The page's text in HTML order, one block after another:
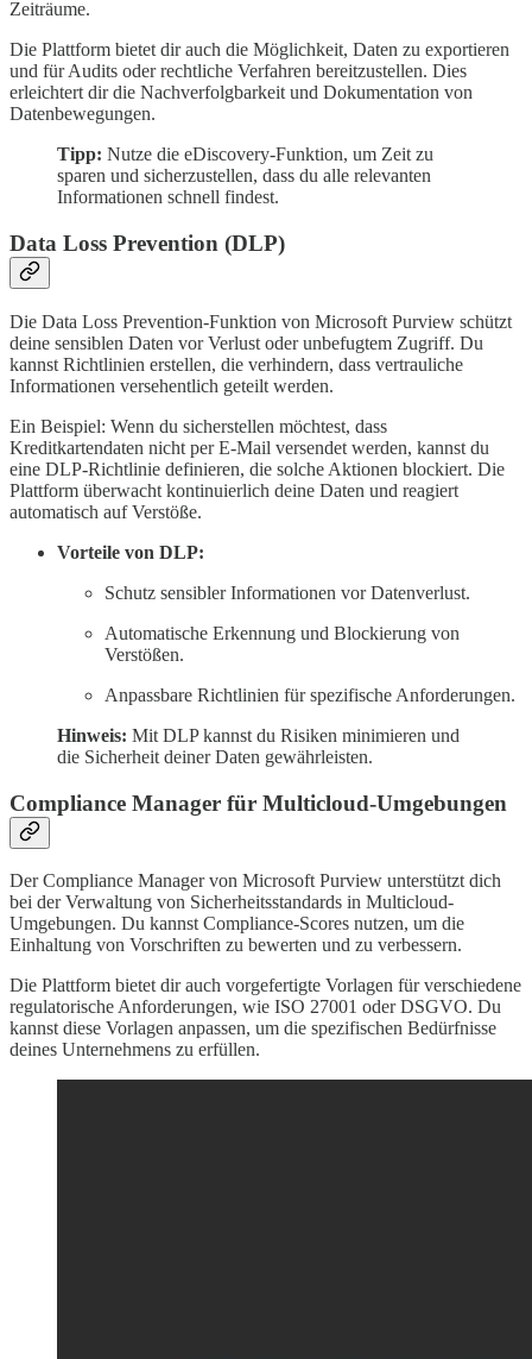
Zeiträume.
Die Plattform bietet dir auch die Möglichkeit, Daten zu exportieren
und für Audits oder rechtliche Verfahren bereitzustellen. Dies
erleichtert dir die Nachverfolgbarkeit und Dokumentation von
Datenbewegungen.
Tipp: Nutze die eDiscovery-Funktion, um Zeit zu
sparen und sicherzustellen, dass du alle relevanten
Informationen schnell findest.
Data Loss Prevention (DLP)
Die Data Loss Prevention-Funktion von Microsoft Purview schützt
deine sensiblen Daten vor Verlust oder unbefugtem Zugriff. Du
kannst Richtlinien erstellen, die verhindern, dass vertrauliche
Informationen versehentlich geteilt werden.
Ein Beispiel: Wenn du sicherstellen möchtest, dass
Kreditkartendaten nicht per E-Mail versendet werden, kannst du
eine DLP-Richtlinie definieren, die solche Aktionen blockiert. Die
Plattform überwacht kontinuierlich deine Daten und reagiert
automatisch auf Verstöße.
Vorteile von DLP:
Schutz sensibler Informationen vor Datenverlust.
Automatische Erkennung und Blockierung von
Verstößen.
Anpassbare Richtlinien für spezifische Anforderungen.
Hinweis: Mit DLP kannst du Risiken minimieren und
die Sicherheit deiner Daten gewährleisten.
Compliance Manager für Multicloud-Umgebungen
Der Compliance Manager von Microsoft Purview unterstützt dich
bei der Verwaltung von Sicherheitsstandards in Multicloud-
Umgebungen. Du kannst Compliance-Scores nutzen, um die
Einhaltung von Vorschriften zu bewerten und zu verbessern.
Die Plattform bietet dir auch vorgefertigte Vorlagen für verschiedene
regulatorische Anforderungen, wie ISO 27001 oder DSGVO. Du
kannst diese Vorlagen anpassen, um die spezifischen Bedürfnisse
deines Unternehmens zu erfüllen.